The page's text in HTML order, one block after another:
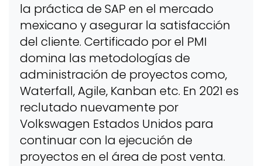
la práctica de SAP en el mercado
mexicano y asegurar la satisfacción
del cliente. Certificado por el PMI
domina las metodologías de
administración de proyectos como,
Waterfall, Agile, Kanban etc. En 2021 es
reclutado nuevamente por
Volkswagen Estados Unidos para
continuar con la ejecución de
proyectos en el área de post venta.